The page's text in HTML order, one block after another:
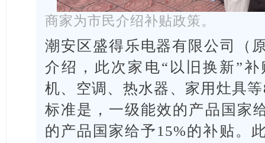
商家为市民介绍补贴政策。
潮安区盛得乐电器有限公司（
介绍，此次家电“以旧换新”
机、空调、热水器、家用灶具
标准是，一级能效的产品国家
的产品国家给予15%的补贴。